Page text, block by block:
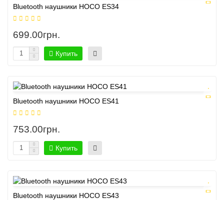
Bluetooth наушники HOCO ES34
699.00грн.
Купить
Bluetooth наушники HOCO ES41
753.00грн.
Купить
Bluetooth наушники HOCO ES43